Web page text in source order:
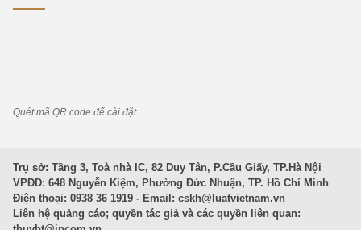
Quét mã QR code để cài đặt
Trụ sở: Tầng 3, Toà nhà IC, 82 Duy Tân, P.Cầu Giấy, TP.Hà Nội
VPĐD: 648 Nguyễn Kiệm, Phường Đức Nhuận, TP. Hồ Chí Minh
Điện thoại: 0938 36 1919 - Email: cskh@luatvietnam.vn
Liên hệ quảng cáo; quyền tác giả và các quyền liên quan: